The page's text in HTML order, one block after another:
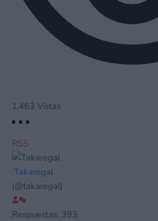
1,463 Vistas
RSS
Takaregal
(@takaregal)
Respuestas: 393